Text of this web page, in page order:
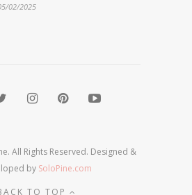
02/2025
All Rights Reserved. Designed &
by SoloPine.com
TO TOP